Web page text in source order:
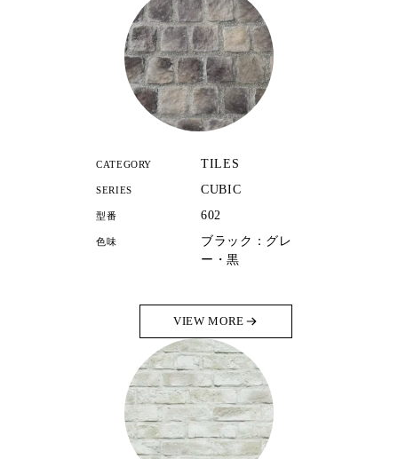
CATEGORY TILES
SERIES CUBIC
型番 602
色味
ブラック：グレ
ー・黒
VIEW MORE